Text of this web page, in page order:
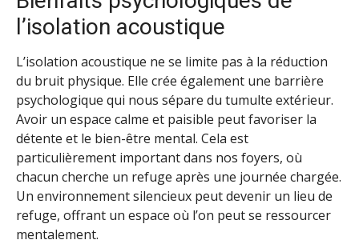
l’isolation acoustique
L’isolation acoustique ne se limite pas à la réduction
du bruit physique. Elle crée également une barrière
psychologique qui nous sépare du tumulte extérieur.
Avoir un espace calme et paisible peut favoriser la
détente et le bien-être mental. Cela est
particulièrement important dans nos foyers, où
chacun cherche un refuge après une journée chargée.
Un environnement silencieux peut devenir un lieu de
refuge, offrant un espace où l’on peut se ressourcer
mentalement.